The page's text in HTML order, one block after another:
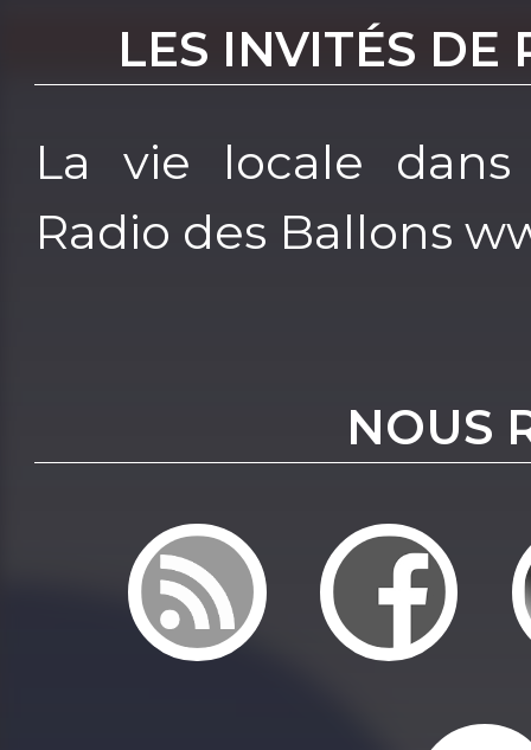
LES INVITÉS DE
La vie locale dans
Radio des Ballons
NOUS